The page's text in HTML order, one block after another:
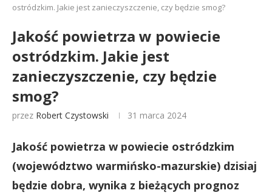
ostródzkim. Jakie jest zanieczyszczenie, czy będzie smog?
Jakość powietrza w powiecie
ostródzkim. Jakie jest
zanieczyszczenie, czy będzie
smog?
przez Robert Czystowski 31 marca 2024
Jakość powietrza w powiecie ostródzkim
(województwo warmińsko-mazurskie) dzisiaj
będzie dobra, wynika z bieżących prognoz